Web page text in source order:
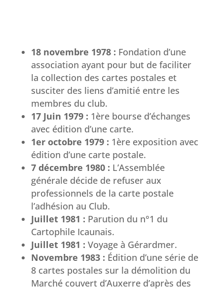
18 novembre 1978 : Fondation d’une
association ayant pour but de faciliter
la collection des cartes postales et
susciter des liens d’amitié entre les
membres du club.
17 Juin 1979 : 1ère bourse d’échanges
avec édition d’une carte.
1er octobre 1979 : 1ère exposition avec
édition d’une carte postale.
7 décembre 1980 : L’Assemblée
générale décide de refuser aux
professionnels de la carte postale
l’adhésion au Club.
Juillet 1981 : Parution du n°1 du
Cartophile Icaunais.
Juillet 1981 : Voyage à Gérardmer.
Novembre 1983 : Édition d’une série de
8 cartes postales sur la démolition du
Marché couvert d’Auxerre d’après des